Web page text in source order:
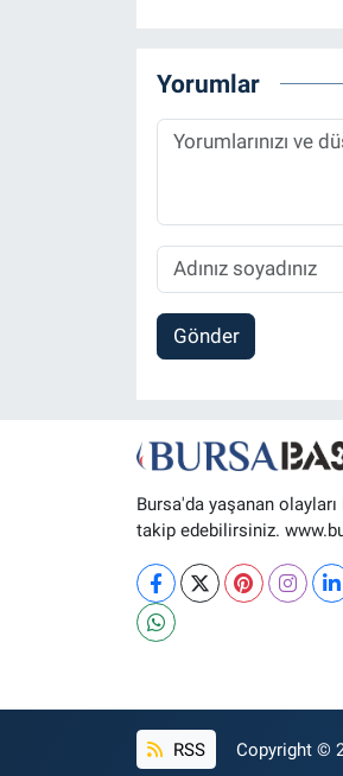
Yorumlar
Gönder
Bursa'da yaşanan
takip edebilirsiniz.
RSS Copyright ©